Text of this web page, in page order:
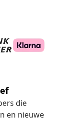
die
en nieuwe